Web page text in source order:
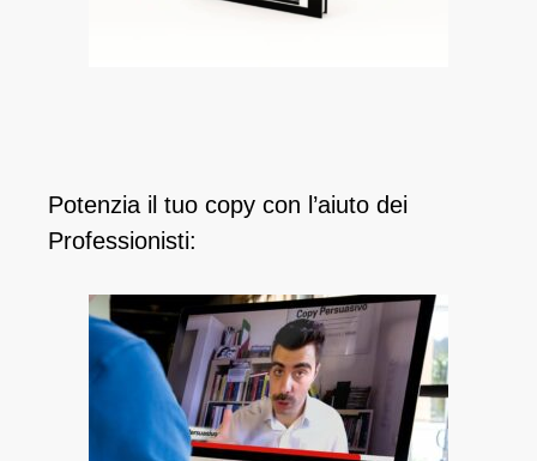
Potenzia il tuo copy con l’aiuto dei
Professionisti: